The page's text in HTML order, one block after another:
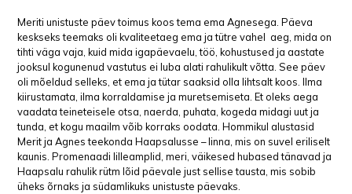
Meriti unistuste päev toimus koos tema ema Agnesega. Päeva
keskseks teemaks oli kvaliteetaeg ema ja tütre vahel aeg, mida on
tihti väga vaja, kuid mida igapäevaelu, töö, kohustused ja aastate
jooksul kogunenud vastutus ei luba alati rahulikult võtta. See päev
oli mõeldud selleks, et ema ja tütar saaksid olla lihtsalt koos. Ilma
kiirustamata, ilma korraldamise ja muretsemiseta. Et oleks aega
vaadata teineteisele otsa, naerda, puhata, kogeda midagi uut ja
tunda, et kogu maailm võib korraks oodata. Hommikul alustasid
Merit ja Agnes teekonda Haapsalusse – linna, mis on suvel eriliselt
kaunis. Promenaadi lilleamplid, meri, väikesed hubased tänavad ja
Haapsalu rahulik rütm lõid päevale just sellise tausta, mis sobib
üheks õrnaks ja südamlikuks unistuste päevaks.